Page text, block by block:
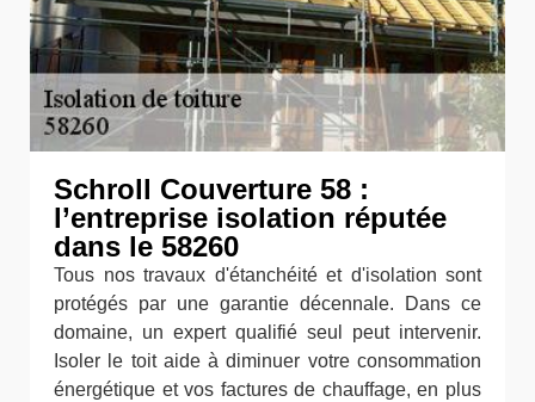
Schroll Couverture 58 :
l’entreprise isolation réputée
dans le 58260
Tous nos travaux d'étanchéité et d'isolation sont
protégés par une garantie décennale. Dans ce
domaine, un expert qualifié seul peut intervenir.
Isoler le toit aide à diminuer votre consommation
énergétique et vos factures de chauffage, en plus